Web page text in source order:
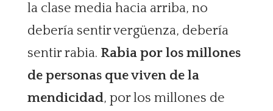
la clase media hacia arriba, no
debería sentir vergüenza, debería
sentir rabia. Rabia por los millones
de personas que viven de la
mendicidad, por los millones de